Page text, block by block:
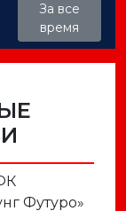
За все
время
Футуро»